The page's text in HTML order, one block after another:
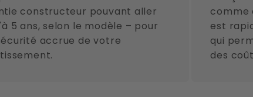
constructeur pouvant aller
5 ans, selon le modèle – pour
accrue de votre
comme
est
qui
des